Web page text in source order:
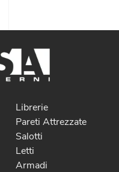
Librerie
Pareti Attrezzate
Salotti
Letti
Armadi